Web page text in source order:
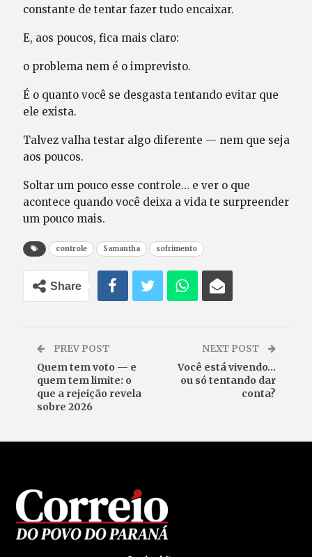
constante de tentar fazer tudo encaixar.
E, aos poucos, fica mais claro:
o problema nem é o imprevisto.
É o quanto você se desgasta tentando evitar que
ele exista.
Talvez valha testar algo diferente — nem que seja
aos poucos.
Soltar um pouco esse controle… e ver o que
acontece quando você deixa a vida te surpreender
um pouco mais.
controle Samantha sofrimento
Share
PREV POST
Quem tem voto — e
quem tem limite: o
que a rejeição revela
sobre 2026
NEXT POST
Você está vivendo…
ou só tentando dar
conta?